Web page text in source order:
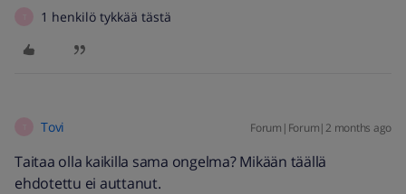
1 henkilö tykkää tästä
Tovi Forum|Forum|2 months ago
Taitaa olla kaikilla sama ongelma? Mikään täällä
ehdotettu ei auttanut.